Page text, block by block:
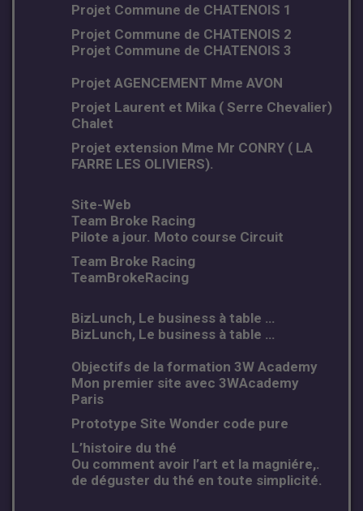
Projet Commune de CHATENOIS 1
Projet Commune de CHATENOIS 2
Projet Commune de CHATENOIS 3
Projet AGENCEMENT Mme AVON
Projet Laurent et Mika ( Serre Chevalier)
Chalet
Projet extension Mme Mr CONRY ( LA
FARRE LES OLIVIERS).
Site-Web
Team Broke Racing
Pilote a jour. Moto course Circuit
Team Broke Racing
TeamBrokeRacing
BizLunch, Le business à table …
BizLunch, Le business à table …
Objectifs de la formation 3W Academy
Mon premier site avec 3WAcademy
Paris
Prototype Site Wonder code pure
L’histoire du thé
Ou comment avoir l’art et la magniére,.
de déguster du thé en toute simplicité.